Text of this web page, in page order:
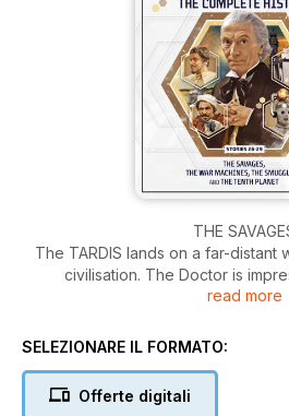
THE
The TARDIS lands on a far-distant
civilisation. The Doctor is
wilderness, Steven and Dodo
Returning to London in 1966, the
presence within the Post Office
read more
SELEZIONARE IL FORMATO:
Offerte digitali